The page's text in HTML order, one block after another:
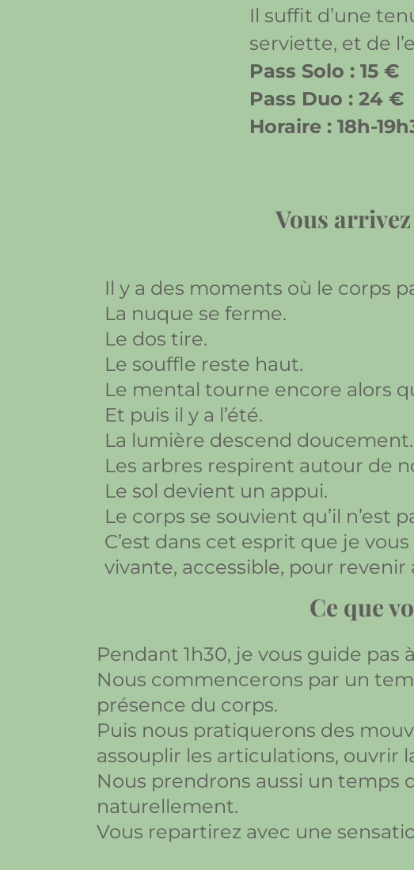
Il suffit d’une
serviette, et de
Pass Solo : 15 €
Pass Duo : 24 €
Horaire : 18h-
Vous
Il y a des moments où le corps
La nuque se ferme.
Le dos tire.
Le souffle reste haut.
Le mental tourne encore alors
Et puis il y a l’été.
La lumière descend doucement.
Les arbres respirent autour de
Le sol devient un appui.
Le corps se souvient qu’il n’est
C’est dans cet esprit que je
vivante, accessible, pour revenir
Ce que
Pendant 1h30, je vous guide
Nous commencerons par un
présence du corps.
Puis nous pratiquerons des
assouplir les articulations, ouvrir
Nous prendrons aussi un temps
naturellement.
Vous repartirez avec une